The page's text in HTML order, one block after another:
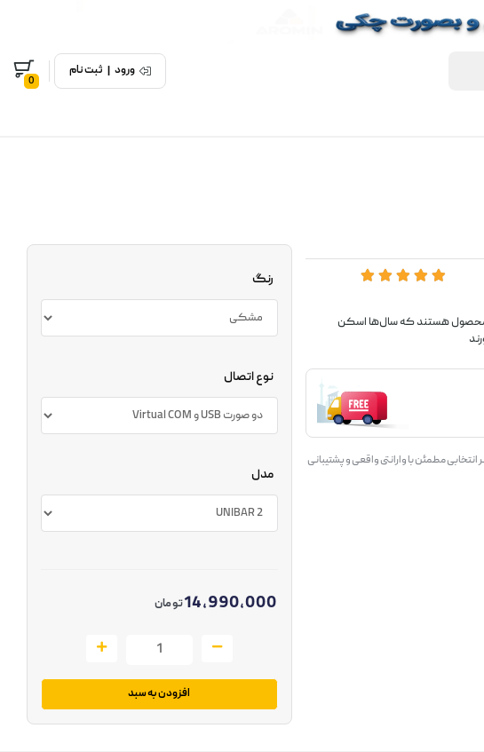
ورود | ثبت نام
0
محصول هستند که سال‌ها اسکن
مطمئن با وارانتی واقعی و پشتیبانی
رنگ
نوع اتصال
مدل
14,990,000تومان
افزودن به سبد